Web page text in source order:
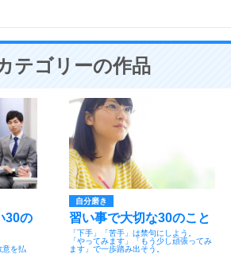
テゴリーの作品
30の
意を払
自分磨き
習い事で大切な30のこと
「下手」「苦手」は禁句にしよう。
「やってみます」「もう少し頑張ってみ
ます」で一歩踏み出そう。